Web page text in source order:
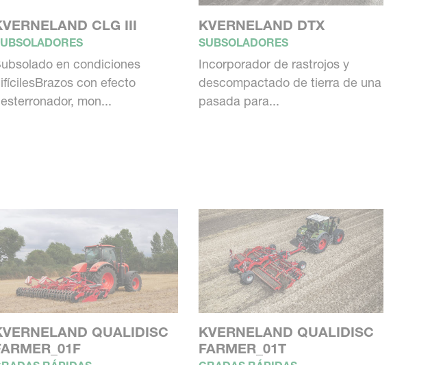
CLG III
en condiciones
con efecto
mon...
KVERNELAND DTX
SUBSOLADORES
Incorporador de rastrojos y
descompactado de tierra de una
pasada para...
QUALIDISC
KVERNELAND QUALIDISC
FARMER_01T